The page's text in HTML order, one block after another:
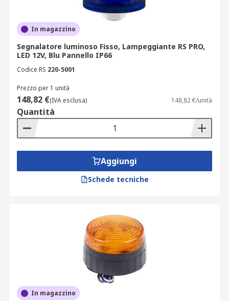
In magazzino
Segnalatore luminoso Fisso, Lampeggiante RS PRO,
LED 12V, Blu Pannello IP66
Codice RS 220-5001
Prezzo per 1 unità
148,82 €(IVA esclusa) 148,82 €/unità
Quantità
Aggiungi
Schede tecniche
In magazzino